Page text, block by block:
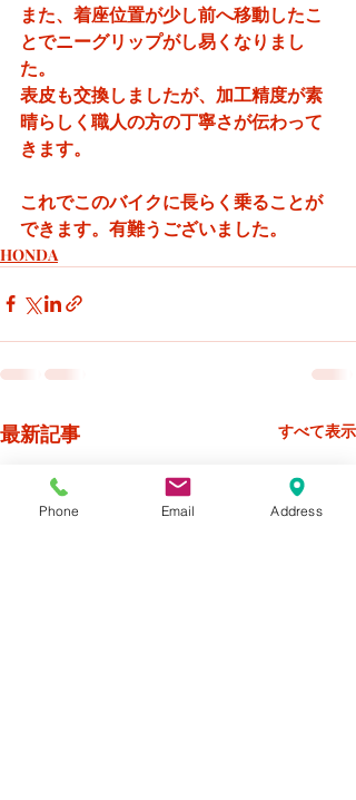
また、着座位置が少し前へ移動したこ
とでニーグリップがし易くなりまし
た。
表皮も交換しましたが、加工精度が素
晴らしく職人の方の丁寧さが伝わって
きます。
これでこのバイクに長らく乗ることが
できます。有難うございました。
HONDA
最新記事 すべて表示
Phone Email Address